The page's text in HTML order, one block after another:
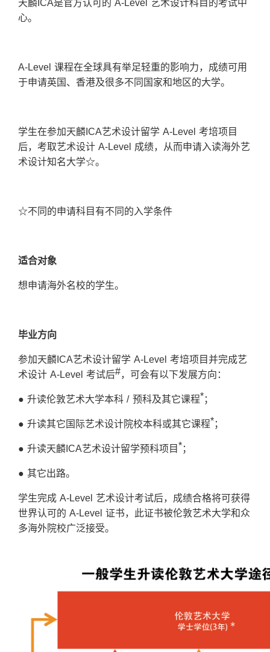
天麟 ICA是官方认可的 A-Level 艺术设计科目的考试中
心。
A-Level 课程在全球具有举足轻重的影响力，成绩可用
于申请英国、香港及很多不同国家和地区的大学。
学生在参加天麟ICA艺术设计留学 A-Level 考培项目
后，考取艺术设计 A-Level 成绩，从而申请入读海外艺
术设计知名大学☆。
☆不同的申请科目有不同的入学条件
适合对象
想申请海外名校的学生。
毕业方向
参加天麟ICA艺术设计留学 A-Level 考培项目并完成艺
术设计 A-Level 考试后#，可会有以下发展方向：
● 升读伦敦艺术大学本科 / 预科及其它课程*；
● 升读其它国际艺术设计院校本科或其它课程*；
● 升读天麟ICA艺术设计留学预科项目*；
● 其它出路。
学生完成 A-Level 艺术设计考试后，成绩合格将可获得
世界认可的 A-Level 证书，此证书被伦敦艺术大学和众
多海外院校广泛接受。